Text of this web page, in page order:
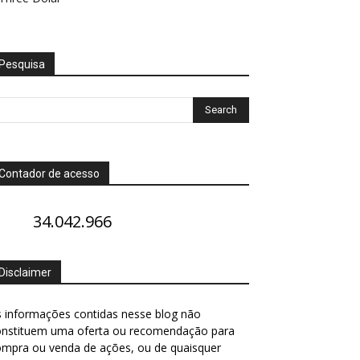
Pesquisa
de acesso
34.042.966
Disclaimer
informações contidas nesse blog não
uma oferta ou recomendação para
ou venda de ações, ou de quaisquer